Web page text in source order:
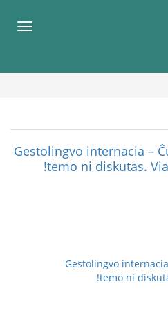
Gestolingvo internacia –
temo ni diskutas.
Gestolingvo
temo ni